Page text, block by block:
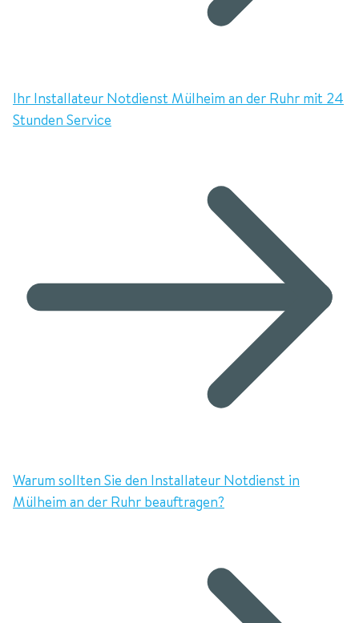
Ihr Installateur Notdienst Mülheim an der Ruhr mit 24
Stunden Service
Warum sollten Sie den Installateur Notdienst in
Mülheim an der Ruhr beauftragen?